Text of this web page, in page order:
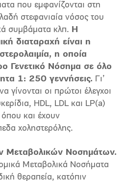
που εμφανίζονται στη
στεφανιαία νόσος του
συμβάματα κλπ. Η
διαταραχή είναι η
η οποία
Γενετικό Νόσημα σε όλο
1: 250 γεννήσεις. Γι’
γίνονται οι πρώτοι έλεγχοι
HDL, LDL και LP(a)
και έχουν
χοληστερόλης.
Μεταβολικών Νοσημάτων.
Μεταβολικά Νοσήματα
θεραπεία, κατόπιν